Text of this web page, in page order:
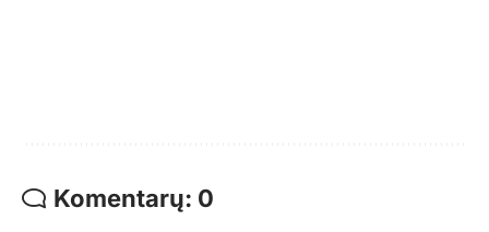
Komentarų: 0